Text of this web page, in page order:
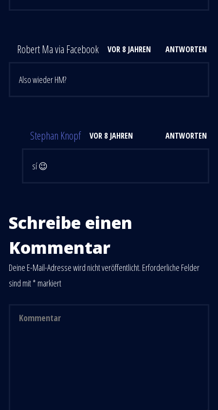
Robert Ma via Facebook VOR 8 JAHREN ANTWORTEN
Also wieder HM?
Stephan Knopf VOR 8 JAHREN ANTWORTEN
sí 😉
Schreibe einen
Kommentar
Deine E-Mail-Adresse wird nicht veröffentlicht. Erforderliche Felder
sind mit* markiert